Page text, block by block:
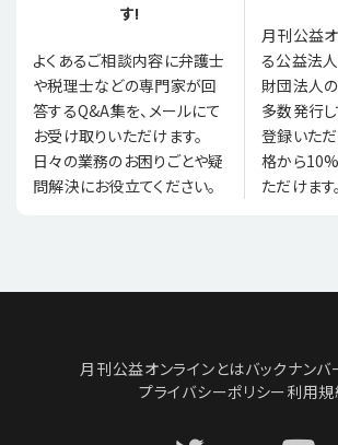
す!
よくあるご相談内容に弁護士
や税理士などの専門家が回
答するQ&A集を、メールにて
お受け取りいただけます。
日々の業務のお困りごとや疑
問解決にお役立てください。
月刊公益
る公益法人
財団法人
多数発行し
登録いた
格から
ただけます。
月刊公益オンラインとはバックナンバ
プライバシーポリシー利用